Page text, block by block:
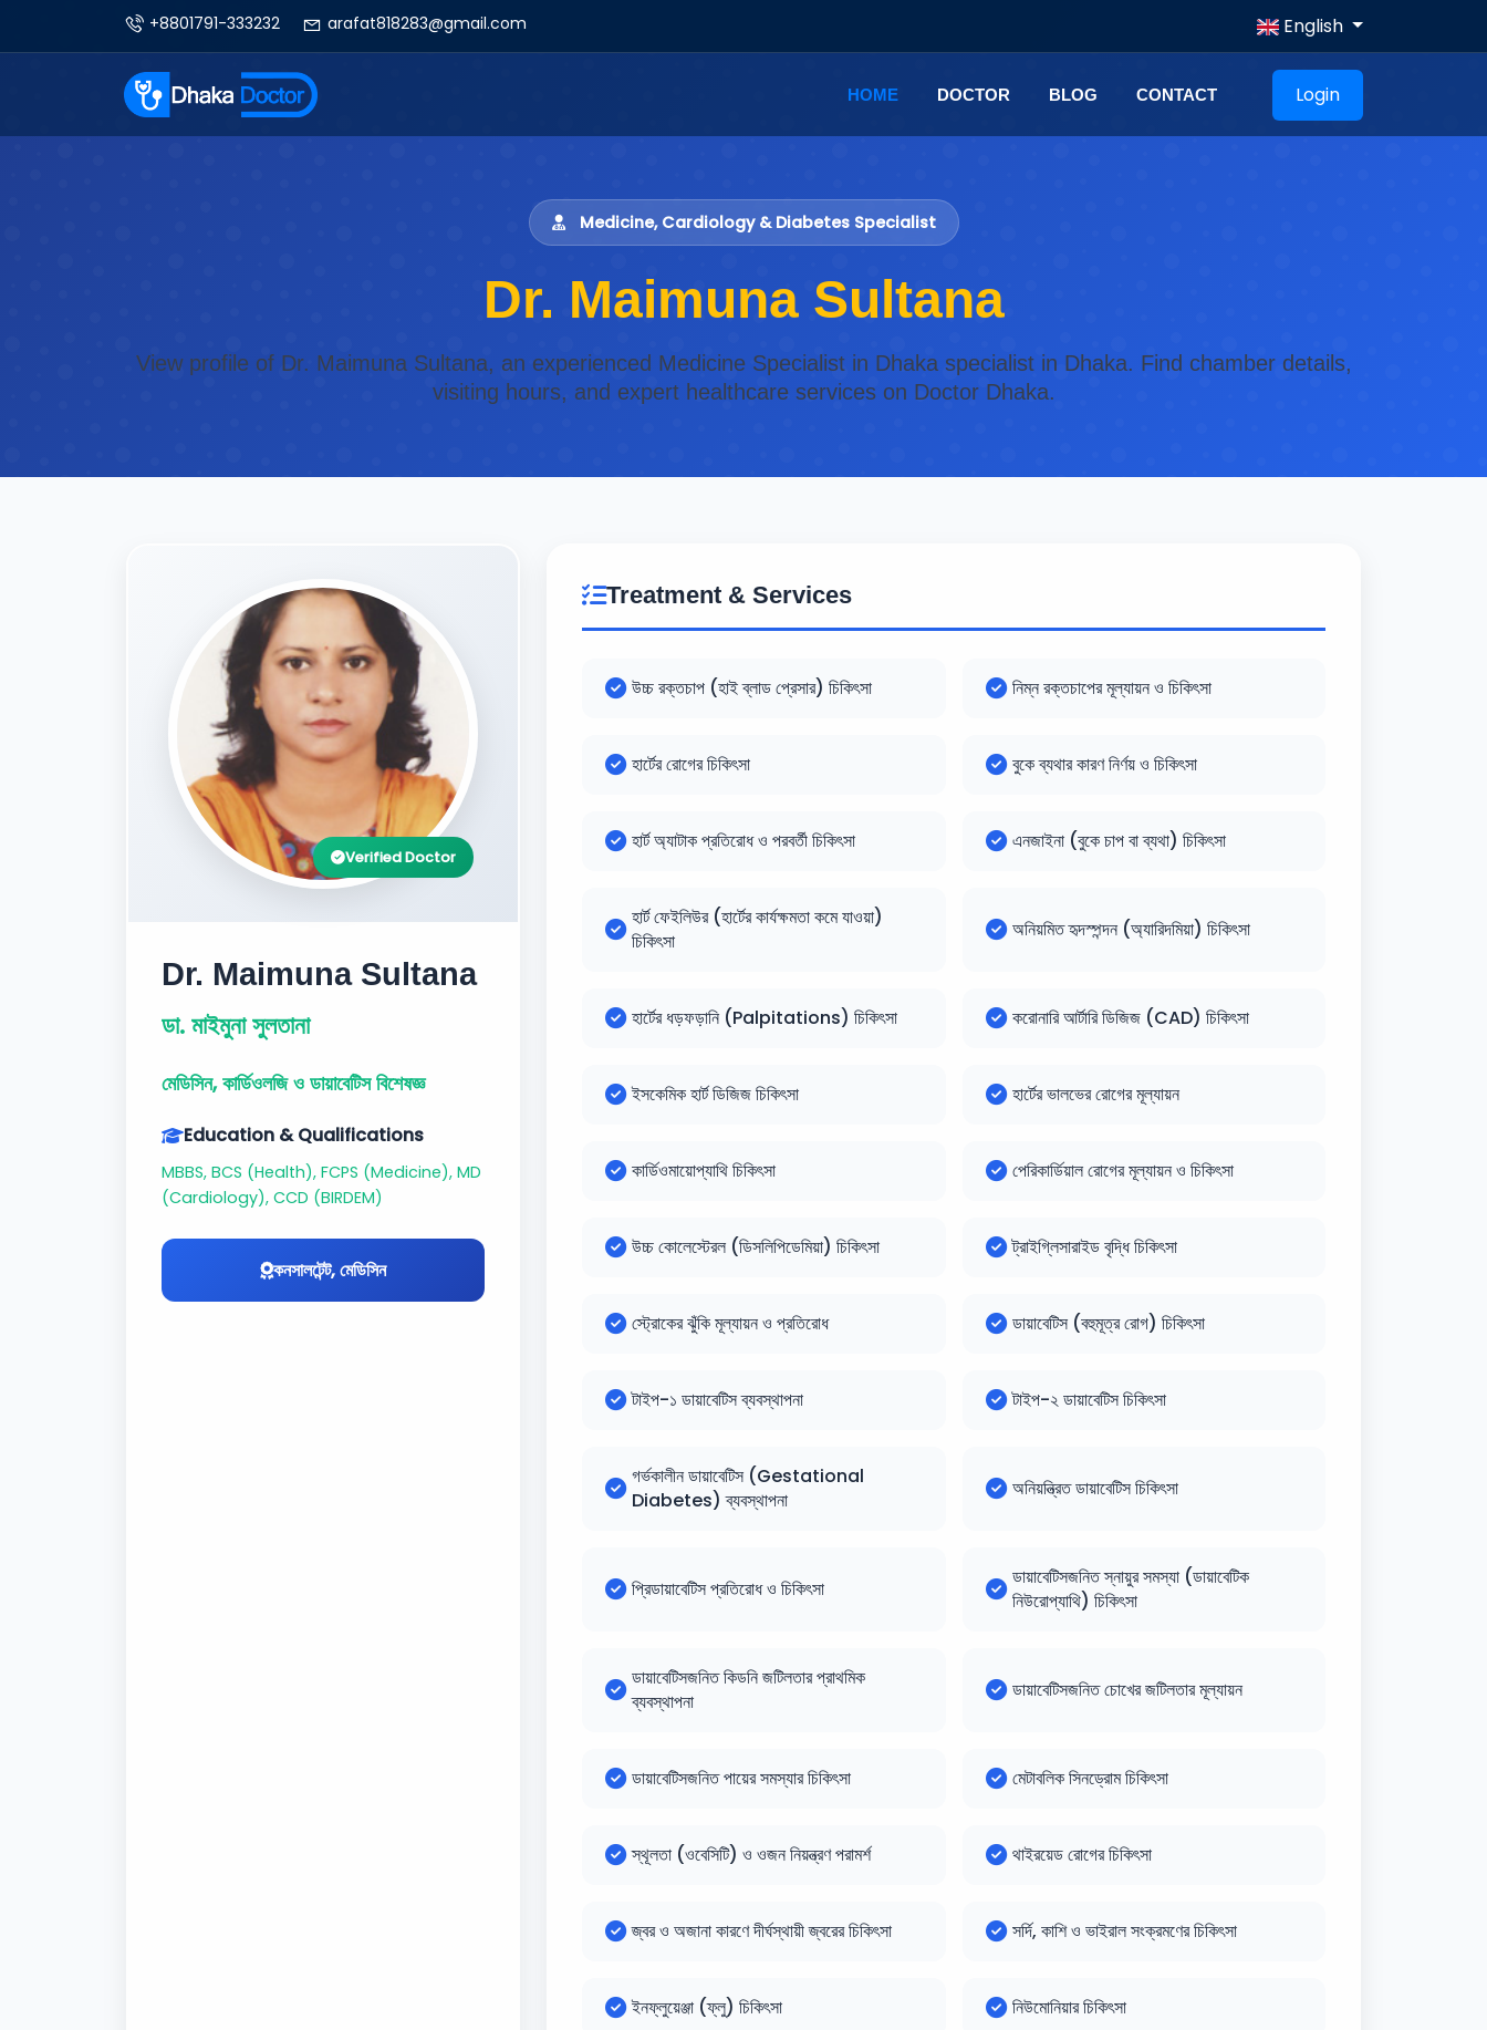
+8801791-333232 arafat818283@gmail.com English
HOME DOCTOR BLOG CONTACT Login
Medicine, Cardiology & Diabetes Specialist
Dr. Maimuna Sultana
View profile of Dr. Maimuna Sultana, an experienced Medicine Specialist in Dhaka specialist in Dhaka. Find chamber details,
visiting hours, and expert healthcare services on Doctor Dhaka.
Verified Doctor
Dr. Maimuna Sultana
ডা. মাইমুনা সুলতানা
মেডিসিন, কার্ডিওলজি ও ডায়াবেটিস বিশেষজ্ঞ
Education & Qualifications
MBBS, BCS (Health), FCPS (Medicine), MD
(Cardiology), CCD (BIRDEM)
কনসালটেন্ট, মেডিসিন
Treatment & Services
উচ্চ রক্তচাপ (হাই ব্লাড প্রেসার) চিকিৎসা নিম্ন রক্তচাপের মূল্যায়ন ও চিকিৎসা
হার্টের রোগের চিকিৎসা বুকে ব্যথার কারণ নির্ণয় ও চিকিৎসা
হার্ট অ্যাটাক প্রতিরোধ ও পরবর্তী চিকিৎসা এনজাইনা (বুকে চাপ বা ব্যথা) চিকিৎসা
হার্ট ফেইলিউর (হার্টের কার্যক্ষমতা কমে যাওয়া)
চিকিৎসা
অনিয়মিত হৃদস্পন্দন (অ্যারিদমিয়া) চিকিৎসা
হার্টের ধড়ফড়ানি (Palpitations) চিকিৎসা করোনারি আর্টারি ডিজিজ (CAD) চিকিৎসা
ইসকেমিক হার্ট ডিজিজ চিকিৎসা হার্টের ভালভের রোগের মূল্যায়ন
কার্ডিওমায়োপ্যাথি চিকিৎসা পেরিকার্ডিয়াল রোগের মূল্যায়ন ও চিকিৎসা
উচ্চ কোলেস্টেরল (ডিসলিপিডেমিয়া) চিকিৎসা ট্রাইগ্লিসারাইড বৃদ্ধি চিকিৎসা
স্ট্রোকের ঝুঁকি মূল্যায়ন ও প্রতিরোধ ডায়াবেটিস (বহুমূত্র রোগ) চিকিৎসা
টাইপ-১ ডায়াবেটিস ব্যবস্থাপনা টাইপ-২ ডায়াবেটিস চিকিৎসা
গর্ভকালীন ডায়াবেটিস (Gestational
Diabetes) ব্যবস্থাপনা
অনিয়ন্ত্রিত ডায়াবেটিস চিকিৎসা
প্রিডায়াবেটিস প্রতিরোধ ও চিকিৎসা
ডায়াবেটিসজনিত স্নায়ুর সমস্যা (ডায়াবেটিক
নিউরোপ্যাথি) চিকিৎসা
ডায়াবেটিসজনিত কিডনি জটিলতার প্রাথমিক
ব্যবস্থাপনা
ডায়াবেটিসজনিত চোখের জটিলতার মূল্যায়ন
ডায়াবেটিসজনিত পায়ের সমস্যার চিকিৎসা মেটাবলিক সিনড্রোম চিকিৎসা
স্থূলতা (ওবেসিটি) ও ওজন নিয়ন্ত্রণ পরামর্শ থাইরয়েড রোগের চিকিৎসা
জ্বর ও অজানা কারণে দীর্ঘস্থায়ী জ্বরের চিকিৎসা সর্দি, কাশি ও ভাইরাল সংক্রমণের চিকিৎসা
ইনফ্লুয়েঞ্জা (ফ্লু) চিকিৎসা নিউমোনিয়ার চিকিৎসা